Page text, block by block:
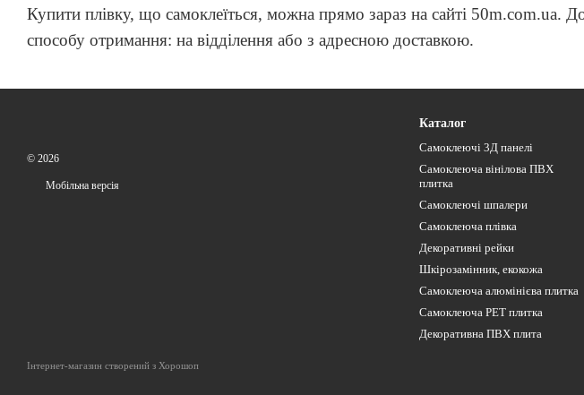
Купити плівку, що самоклеїться, можна прямо зараз на сайті
способу отримання: на відділення або з адресною доставкою.
© 2026
Мобільна версія
Інтернет-магазин створений з Хорошоп
Каталог
Самоклеючі 3Д панелі
Самоклеюча вінілова ПВХ
плитка
Самоклеючі шпалери
Самоклеюча плівка
Декоративні рейки
Шкірозамінник, екокожа
Самоклеюча алюмінієва плитка
Самоклеюча PET плитка
Декоративна ПВХ плита